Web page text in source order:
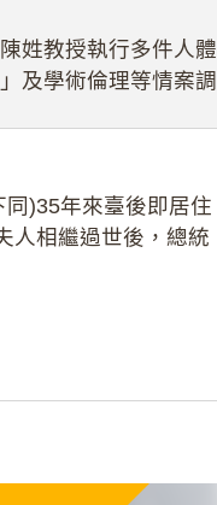
姓教授執行多件人體
及學術倫理等情案調
)35年來臺後即居住
人相繼過世後，總統